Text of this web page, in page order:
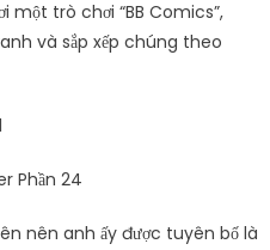
một trò chơi “BB Comics”,
và sắp xếp chúng theo
Phần 24
nên anh ấy được tuyên bố là